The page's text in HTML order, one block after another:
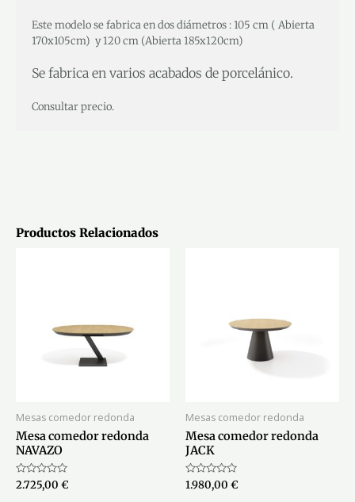
Este modelo se fabrica en dos diámetros : 105 cm ( Abierta
170x105cm) y 120 cm (Abierta 185x120cm)
Se fabrica en varios acabados de porcelánico.
Consultar precio.
Productos Relacionados
Mesas comedor redonda
Mesa comedor redonda
NAVAZO
Valorado
con
2.725,00 €
Mesas comedor redonda
Mesa comedor redonda
JACK
Valorado
con
1.980,00 €